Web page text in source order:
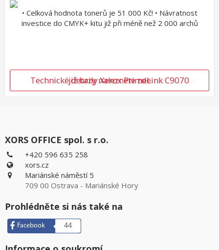
• Celková hodnota tonerů je 51 000 Kč! • Návratnost
investice do CMYK+ kitu již při méně než 2 000 archů
Technické detaily Xerox PrimeLink C9070 již brzy naleznete zde
XORS OFFICE spol. s r.o.
+420 596 635 258
xors.cz
Mariánské náměstí 5
709 00 Ostrava - Mariánské Hory
Prohlédněte si nás také na
Facebook 44